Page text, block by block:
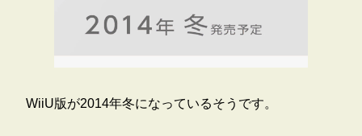
WiiU版が2014年冬になっているそうです。